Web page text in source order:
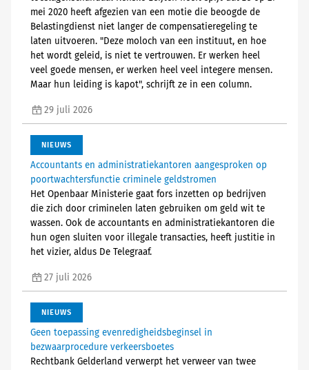
mei 2020 heeft afgezien van een motie die beoogde de
Belastingdienst niet langer de compensatieregeling te
laten uitvoeren. "Deze moloch van een instituut, en hoe
het wordt geleid, is niet te vertrouwen. Er werken heel
veel goede mensen, er werken heel veel integere mensen.
Maar hun leiding is kapot", schrijft ze in een column.
29 juli 2026
NIEUWS
Accountants en administratiekantoren aangesproken op
poortwachtersfunctie criminele geldstromen
Het Openbaar Ministerie gaat fors inzetten op bedrijven
die zich door criminelen laten gebruiken om geld wit te
wassen. Ook de accountants en administratiekantoren die
hun ogen sluiten voor illegale transacties, heeft justitie in
het vizier, aldus De Telegraaf.
27 juli 2026
NIEUWS
Geen toepassing evenredigheidsbeginsel in
bezwaarprocedure verkeersboetes
Rechtbank Gelderland verwerpt het verweer van twee